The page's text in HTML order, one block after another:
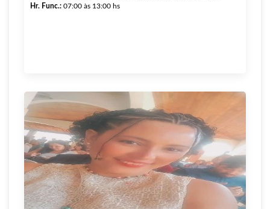
Hr. Func.: 07:00 às 13:00 hs